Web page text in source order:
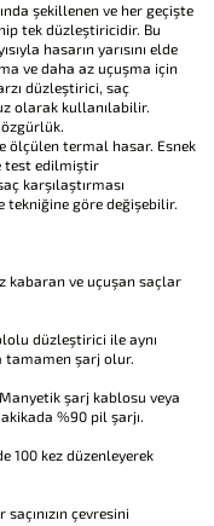
şekillenen ve her geçişte
tek düzleştiricidir. Bu
hasarın yarısını elde
ve daha az uçuşma için
düzleştirici, saç
olarak kullanılabilir.
ölçülen termal hasar. Esnek
test edilmiştir
karşılaştırması
tekniğine göre değişebilir.
kabaran ve uçuşan saçlar
düzleştirici ile aynı
tamamen şarj olur.
şarj kablosu veya
%90 pil şarjı.
100 kez düzenleyerek
çevresini